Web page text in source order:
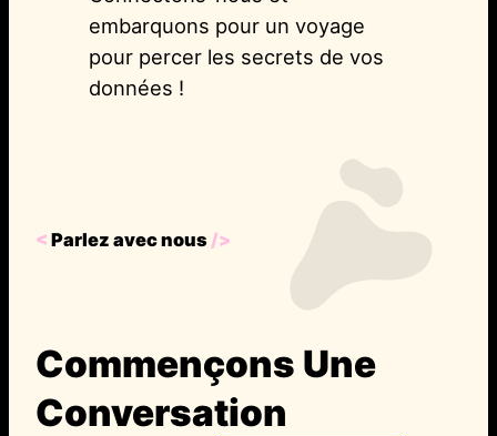
embarquons pour un voyage
pour percer les secrets de vos
données !
< Parlez avec nous />
Commençons Une
Conversation